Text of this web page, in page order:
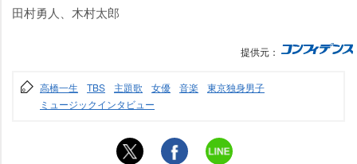
田村勇人、木村太郎
提供元：
高橋一生 TBS 主題歌 女優 音楽
東京独身男子
ミュージックインタビュー